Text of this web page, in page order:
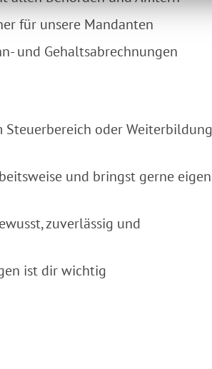
für unsere Mandanten
und Gehaltsabrechnungen
Steuerbereich oder Weiterbildung
und bringst gerne
zuverlässig und
ist dir wichtig